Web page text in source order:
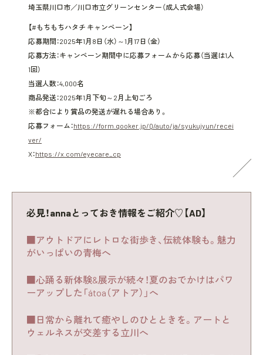
埼玉県川口市／川口市立グリーンセンター（成人式会場）
【#もちもちハタチ キャンペーン】
応募期間：2025年1月8日（水）～1月17日（金）
応募方法：キャンペーン期間中に応募フォームから応募（当選は1人
1回）
当選人数：4,000名
商品発送：2025年1月下旬～2月上旬ごろ
※都合により賞品の発送が遅れる場合あり。
応募フォーム：https://form.qooker.jp/Q/auto/ja/syukujyun/recei
ver/
X：https://x.com/eyecare_cp
必見！annaとっておき情報をご紹介♡【AD】
■アウトドアにレトロな街歩き、伝統体験も。魅力
がいっぱいの青梅へ
■心踊る新体験&展示が続々！夏のおでかけはパワ
ーアップした「átoa（アトア）」へ
■日常から離れて癒やしのひとときを。アートと
ウェルネスが交差する立川へ